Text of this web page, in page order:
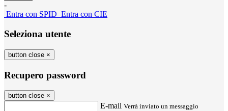
-
Entra con SPID Entra con CIE
Seleziona utente
button close ×
Recupero password
button close ×
E-mail Verrà inviato un messaggio